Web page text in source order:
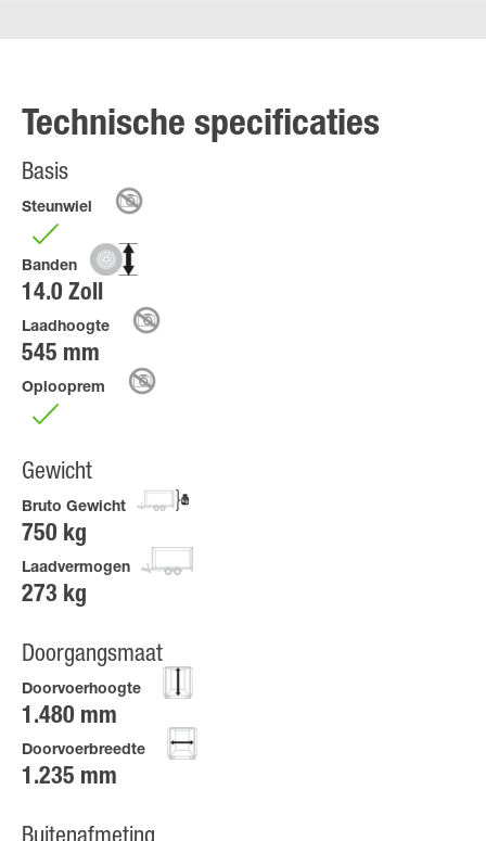
Technische specificaties
Basis
Steunwiel
Banden
14.0 Zoll
Laadhoogte
545 mm
Oplooprem
Gewicht
Bruto Gewicht
750 kg
Laadvermogen
273 kg
Doorgangsmaat
Doorvoerhoogte
1.480 mm
Doorvoerbreedte
1.235 mm